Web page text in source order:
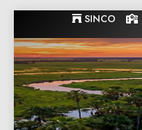
to
content
SINCO